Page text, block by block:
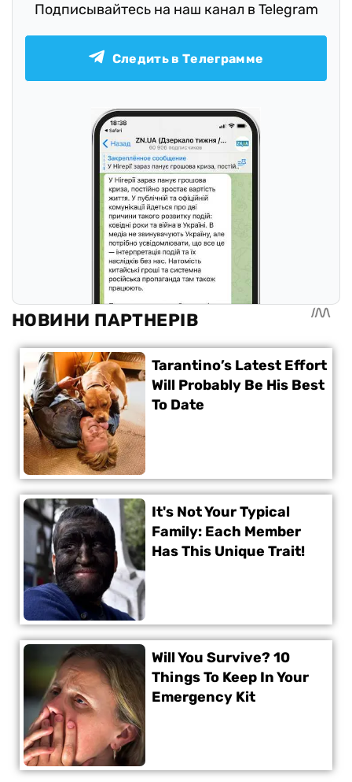
Подписывайтесь на наш канал в Telegram
Следить в Телеграмме